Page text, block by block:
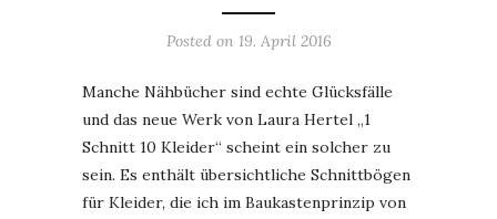
Posted on 19. April 2016
Manche Nähbücher sind echte Glücksfälle
und das neue Werk von Laura Hertel „1
Schnitt 10 Kleider“ scheint ein solcher zu
sein. Es enthält übersichtliche Schnittbögen
für Kleider, die ich im Baukastenprinzip von